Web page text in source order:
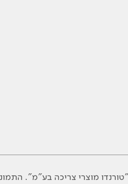
מוצרי צריכה בע"מ".